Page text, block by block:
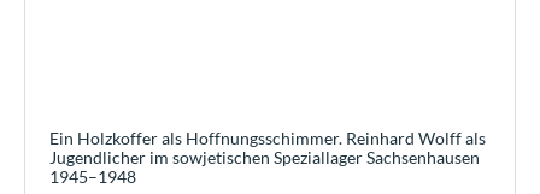
Ein Holzkoffer als Hoffnungsschimmer. Reinhard Wolff als
Jugendlicher im sowjetischen Speziallager Sachsenhausen
1945–1948